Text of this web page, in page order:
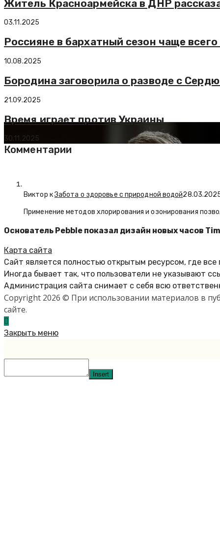
Житель Красноармейска в ДНР
03.11.2025
Россияне в бархатный сезон чаще
10.08.2025
Бородина заговорила о разводе с
21.09.2025
Время играет против Украины
30.11.2025
Комментарии
Виктор кЗабота о здоровье с природной водой
Применение методов хлорирования и озонирования
Основатель Pebble показал дизайн новых часов
Карта сайта
Сайт является полностью открытым ресурсом, где
Иногда бывает так, что пользователи не указывают
Администрация сайта снимает с себя всю
Copyright 2026 © При использовании материалов в
сайте.
Закрыть меню
Insert